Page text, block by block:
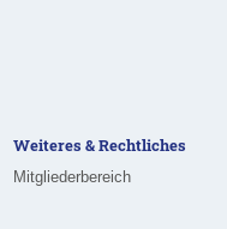
Weiteres & Rechtliches
Mitgliederbereich